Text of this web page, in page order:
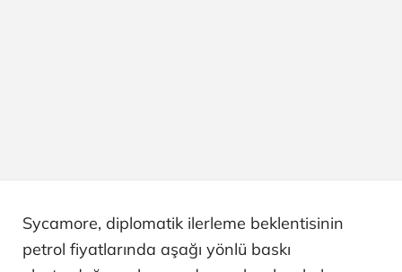
Sycamore, diplomatik ilerleme beklentisinin
petrol fiyatlarında aşağı yönlü baskı